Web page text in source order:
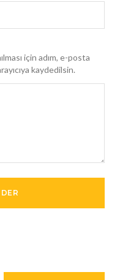
için adım, e-posta
kaydedilsin.